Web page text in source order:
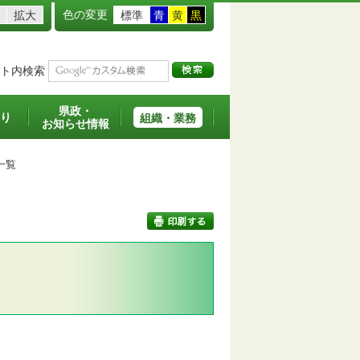
拡大 色の変更 標準 青 黄 黒
内検索
県政・
お知らせ情報
組織・業務
覧